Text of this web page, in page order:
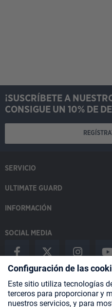
¡SUSCRÍBETE A
CONSIGUE UN 10% DE
SERVICIO
ULTIMATE GUARD
INFORMACIÓN
SOCIAL MEDIA
Payment Methods